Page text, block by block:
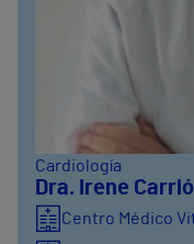
Cardiología
Dra. Irene
Centro Médico